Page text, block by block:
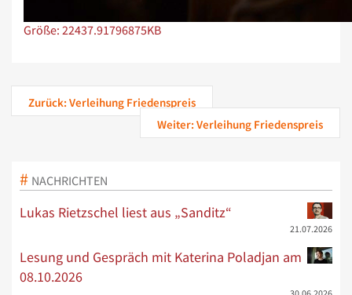
Zeige Bild in voller Größe…
Größe: 22437.91796875KB
Zurück: Verleihung Friedenspreis
Weiter: Verleihung Friedenspreis
NACHRICHTEN
Lukas Rietzschel liest aus „Sanditz“
21.07.2026
Lesung und Gespräch mit Katerina Poladjan am
08.10.2026